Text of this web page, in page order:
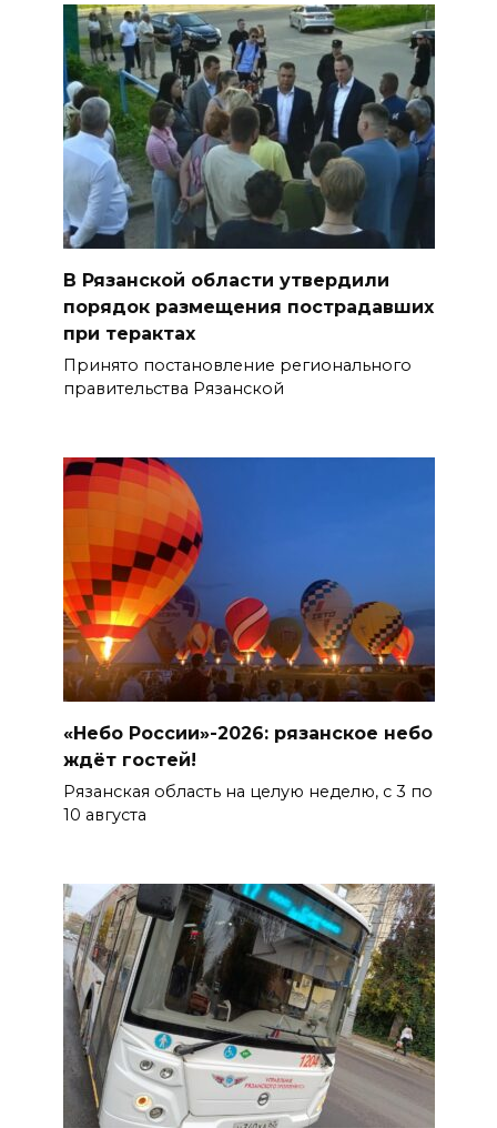
В Рязанской области утвердили
порядок размещения пострадавших
при терактах
Принято постановление регионального
правительства Рязанской
«Небо России»-2026: рязанское небо
ждёт гостей!
Рязанская область на целую неделю, с 3 по
10 августа